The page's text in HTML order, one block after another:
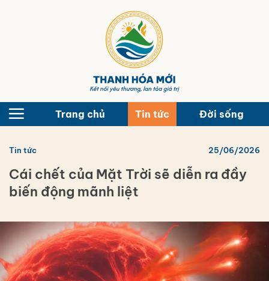
Trang chủ Tin tức Đời sống
Tin tức 25/06/2026
Cái chết của Mặt Trời sẽ diễn ra đầy
biến động mãnh liệt